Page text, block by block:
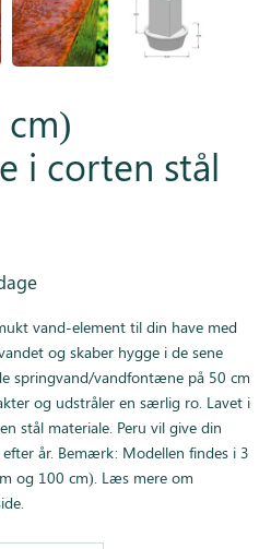
i corten stål
vand-element til din have med
og skaber hygge i de sene
springvand/vandfontæne på 50 cm
og udstråler en særlig ro. Lavet i
stål materiale. Peru vil give din
år. Bemærk: Modellen findes i 3
og 100 cm). Læs mere om